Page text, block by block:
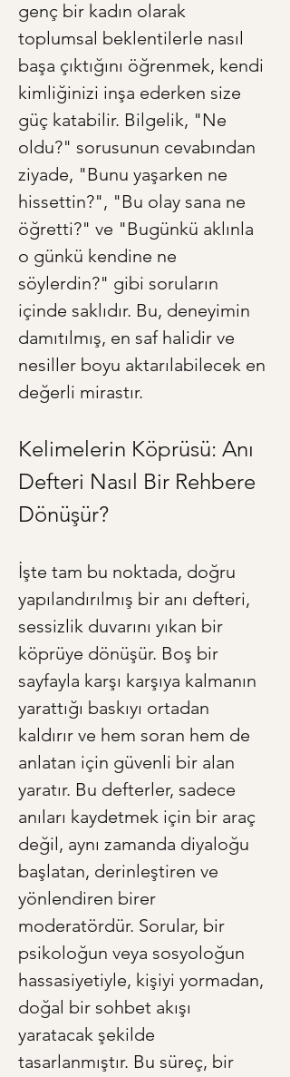
genç bir kadın olarak
toplumsal beklentilerle nasıl
başa çıktığını öğrenmek, kendi
kimliğinizi inşa ederken size
güç katabilir. Bilgelik, "Ne
oldu?" sorusunun cevabından
ziyade, "Bunu yaşarken ne
hissettin?", "Bu olay sana ne
öğretti?" ve "Bugünkü aklınla
o günkü kendine ne
söylerdin?" gibi soruların
içinde saklıdır. Bu, deneyimin
damıtılmış, en saf halidir ve
nesiller boyu aktarılabilecek en
değerli mirastır.
Kelimelerin Köprüsü: Anı
Defteri Nasıl Bir Rehbere
Dönüşür?
İşte tam bu noktada, doğru
yapılandırılmış bir anı defteri,
sessizlik duvarını yıkan bir
köprüye dönüşür. Boş bir
sayfayla karşı karşıya kalmanın
yarattığı baskıyı ortadan
kaldırır ve hem soran hem de
anlatan için güvenli bir alan
yaratır. Bu defterler, sadece
anıları kaydetmek için bir araç
değil, aynı zamanda diyaloğu
başlatan, derinleştiren ve
yönlendiren birer
moderatördür. Sorular, bir
psikoloğun veya sosyoloğun
hassasiyetiyle, kişiyi yormadan,
doğal bir sohbet akışı
yaratacak şekilde
tasarlanmıştır. Bu süreç, bir